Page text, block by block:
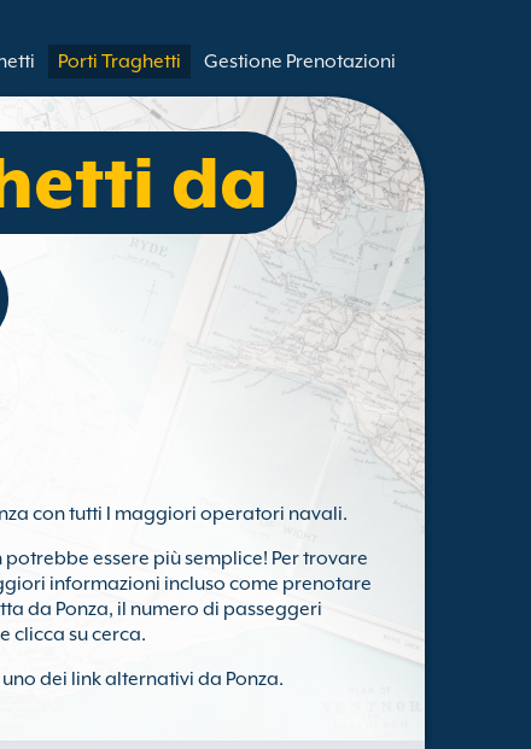
Porti Traghetti Gestione Prenotazioni
da
con tutti I maggiori operatori navali.
potrebbe essere più semplice! Per trovare
informazioni incluso come prenotare
da Ponza, il numero di passeggeri
clicca su cerca.
dei link alternativi da Ponza.